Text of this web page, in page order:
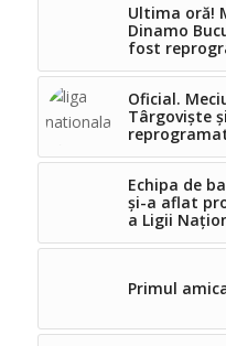
Ultima oră!
Dinamo
fost
Oficial.
Târgoviște
Echipa de
și-a aflat
a Ligii
Primul